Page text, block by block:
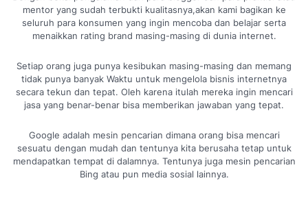
mentor yang sudah terbukti kualitasnya,akan kami bagikan ke
seluruh para konsumen yang ingin mencoba dan belajar serta
menaikkan rating brand masing-masing di dunia internet.
Setiap orang juga punya kesibukan masing-masing dan memang
tidak punya banyak Waktu untuk mengelola bisnis internetnya
secara tekun dan tepat. Oleh karena itulah mereka ingin mencari
jasa yang benar-benar bisa memberikan jawaban yang tepat.
Google adalah mesin pencarian dimana orang bisa mencari
sesuatu dengan mudah dan tentunya kita berusaha tetap untuk
mendapatkan tempat di dalamnya. Tentunya juga mesin pencarian
Bing atau pun media sosial lainnya.